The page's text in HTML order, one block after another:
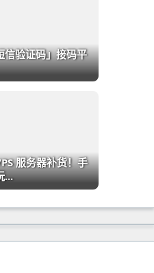
信验证码」接码平
服务器补货！手
...